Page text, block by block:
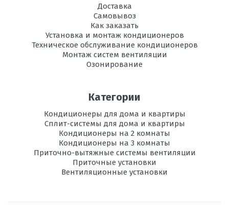
Доставка
Самовывоз
Как заказать
Установка и монтаж кондиционеров
Техническое обслуживание кондиционеров
Монтаж систем вентиляции
Озонирование
Категории
Кондиционеры для дома и квартиры
Сплит-системы для дома и квартиры
Кондиционеры на 2 комнаты
Кондиционеры на 3 комнаты
Приточно-вытяжные системы вентиляции
Приточные установки
Вентиляционные установки